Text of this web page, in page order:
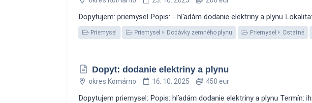
Dopytujem: priemysel Popis: - hľadám dodanie elektriny a plynu
Priemysel Priemysel Dodávky zemného plynu Priemysel Ostatné
Dopyt: dodanie elektriny a plynu
okres Komárno 16. 10. 2025 450 eur
Dopytujem priemysel: Popis: hľadám dodanie elektriny a plynu